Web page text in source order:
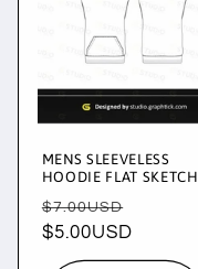
MENS SLEEVELESS
HOODIE FLAT SKETCH
Normaler
Preis
$7.00USD
$5.00USD